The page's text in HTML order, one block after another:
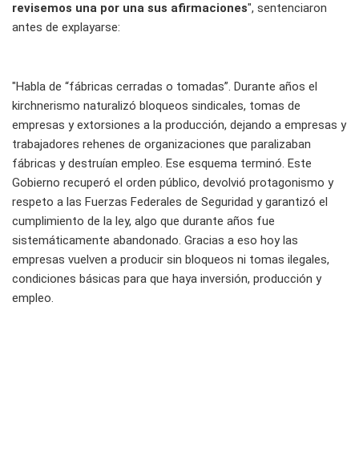
revisemos una por una sus afirmaciones", sentenciaron
antes de explayarse:
"Habla de “fábricas cerradas o tomadas”. Durante años el
kirchnerismo naturalizó bloqueos sindicales, tomas de
empresas y extorsiones a la producción, dejando a empresas y
trabajadores rehenes de organizaciones que paralizaban
fábricas y destruían empleo. Ese esquema terminó. Este
Gobierno recuperó el orden público, devolvió protagonismo y
respeto a las Fuerzas Federales de Seguridad y garantizó el
cumplimiento de la ley, algo que durante años fue
sistemáticamente abandonado. Gracias a eso hoy las
empresas vuelven a producir sin bloqueos ni tomas ilegales,
condiciones básicas para que haya inversión, producción y
empleo.